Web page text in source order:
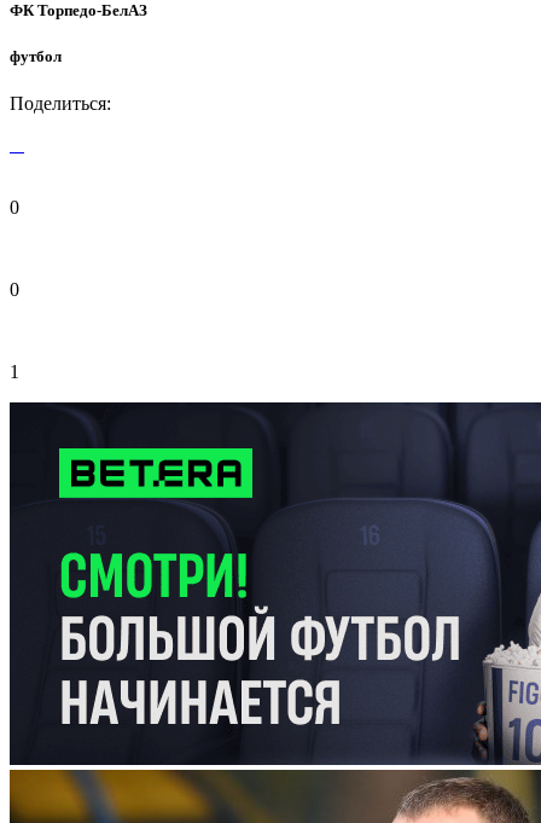
ФК Торпедо-БелАЗ
футбол
Поделиться:
0
0
1